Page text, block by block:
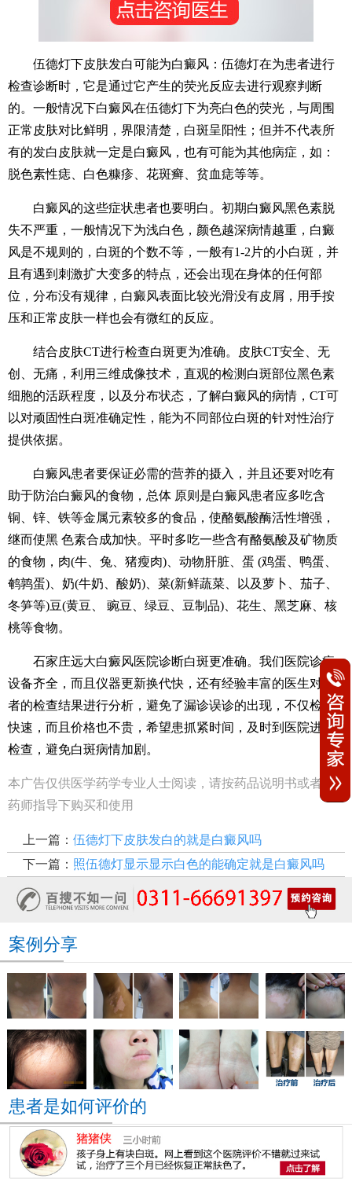
伍德灯下皮肤发白可能为白癜风：伍德灯在为患者进行
检查诊断时，它是通过它产生的荧光反应去进行观察判断
的。一般情况下白癜风在伍德灯下为亮白色的荧光，与周围
正常皮肤对比鲜明，界限清楚，白斑呈阳性；但并不代表所
有的发白皮肤就一定是白癜风，也有可能为其他病症，如：
脱色素性痣、白色糠疹、花斑癣、贫血痣等等。
白癜风的这些症状患者也要明白。初期白癜风黑色素脱
失不严重，一般情况下为浅白色，颜色越深病情越重，白癜
风是不规则的，白斑的个数不等，一般有1-2片的小白斑，并
且有遇到刺激扩大变多的特点，还会出现在身体的任何部
位，分布没有规律，白癜风表面比较光滑没有皮屑，用手按
压和正常皮肤一样也会有微红的反应。
结合皮肤CT进行检查白斑更为准确。皮肤CT安全、无
创、无痛，利用三维成像技术，直观的检测白斑部位黑色素
细胞的活跃程度，以及分布状态，了解白癜风的病情，CT可
以对顽固性白斑准确定性，能为不同部位白斑的针对性治疗
提供依据。
白癜风患者要保证必需的营养的摄入，并且还要对吃有
助于防治白癜风的食物，总体 原则是白癜风患者应多吃含
铜、锌、铁等金属元素较多的食品，使酪氨酸酶活性增强，
继而使黑 色素合成加快。平时多吃一些含有酪氨酸及矿物质
的食物，肉(牛、兔、猪瘦肉)、动物肝脏、蛋 (鸡蛋、鸭蛋、
鹌鹑蛋)、奶(牛奶、酸奶)、菜(新鲜蔬菜、以及萝卜、茄子、
冬笋等)豆(黄豆、 豌豆、绿豆、豆制品)、花生、黑芝麻、核
桃等食物。
石家庄远大白癜风医院诊断白斑更准确。我们医院诊疗
设备齐全，而且仪器更新换代快，还有经验丰富的医生对患
者的检查结果进行分析，避免了漏诊误诊的出现，不仅检查
快速，而且价格也不贵，希望患抓紧时间，及时到医院进行
检查，避免白斑病情加剧。
本广告仅供医学药学专业人士阅读，请按药品说明书或者在
药师指导下购买和使用
上一篇： 伍德灯下皮肤发白的就是白癜风吗
下一篇： 照伍德灯显示显示白色的能确定就是白癜风吗
案例分享
患者是如何评价的